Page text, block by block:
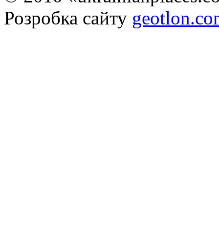
Розробка сайту